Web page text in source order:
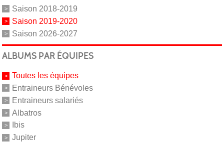
Saison 2018-2019
Saison 2019-2020
Saison 2026-2027
ALBUMS PAR ÉQUIPES
Toutes les équipes
Entraineurs Bénévoles
Entraineurs salariés
Albatros
Ibis
Jupiter